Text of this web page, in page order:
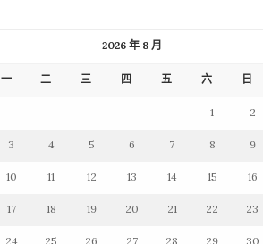
2026 年 8 月
一 二 三 四 五 六 日
1 2
3 4 5 6 7 8 9
10 11 12 13 14 15 16
17 18 19 20 21 22 23
24 25 26 27 28 29 30